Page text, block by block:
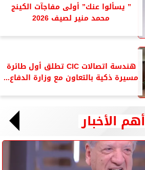
” يسألوا عنك” أولى مفاجآت الكينج
محمد منير لصيف 2026
هندسة اتصالات CIC تطلق أول طائرة
مسيرة ذكية بالتعاون مع وزارة الدفاع...
أهم الأخبار